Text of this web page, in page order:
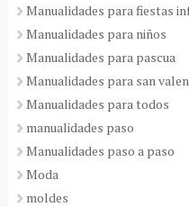
Manualidades para fiestas
Manualidades para niños
Manualidades para pascua
Manualidades para san
Manualidades para todos
manualidades paso
Manualidades paso a paso
Moda
moldes